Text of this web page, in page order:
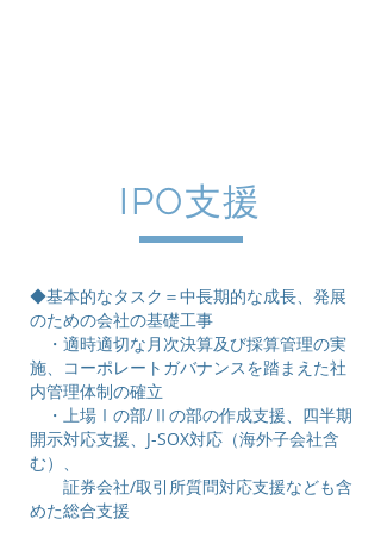
IPO支援
◆基本的なタスク＝中長期的な成長、発展
のための会社の基礎工事
・ 適時適切な月次決算及び採算管理の実
施、コーポレートガバナンスを踏まえた社
内管理体制の確立
・上場Ⅰの部/Ⅱの部の作成支援、四半期
開示対応支援、J-SOX対応（海外子会社含
む）、
証券会社/取引所質問対応支援なども含
めた総合支援